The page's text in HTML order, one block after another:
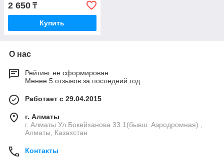
2 650 ₸
Купить
О нас
Рейтинг не сформирован
Менее 5 отзывов за последний год
Работает с 29.04.2015
г. Алматы
г. Алматы Ул.Бокейханова 33.1(бывш. Аэродромная) ,
Алматы, Казахстан
Контакты